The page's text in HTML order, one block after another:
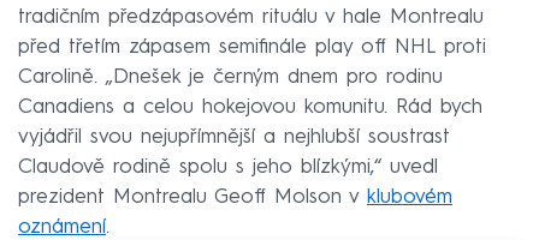
tradičním předzápasovém rituálu v hale Montrealu
před třetím zápasem semifinále play off NHL proti
Carolině. „Dnešek je černým dnem pro rodinu
Canadiens a celou hokejovou komunitu. Rád bych
vyjádřil svou nejupřímnější a nejhlubší soustrast
Claudově rodině spolu s jeho blízkými,“ uvedl
prezident Montrealu Geoff Molson v klubovém
oznámení.